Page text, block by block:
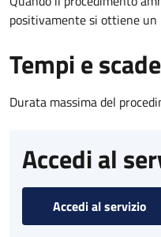
positivamente si ottiene
Tempi e
Durata massima del
Accedi al
Accedi al servizio